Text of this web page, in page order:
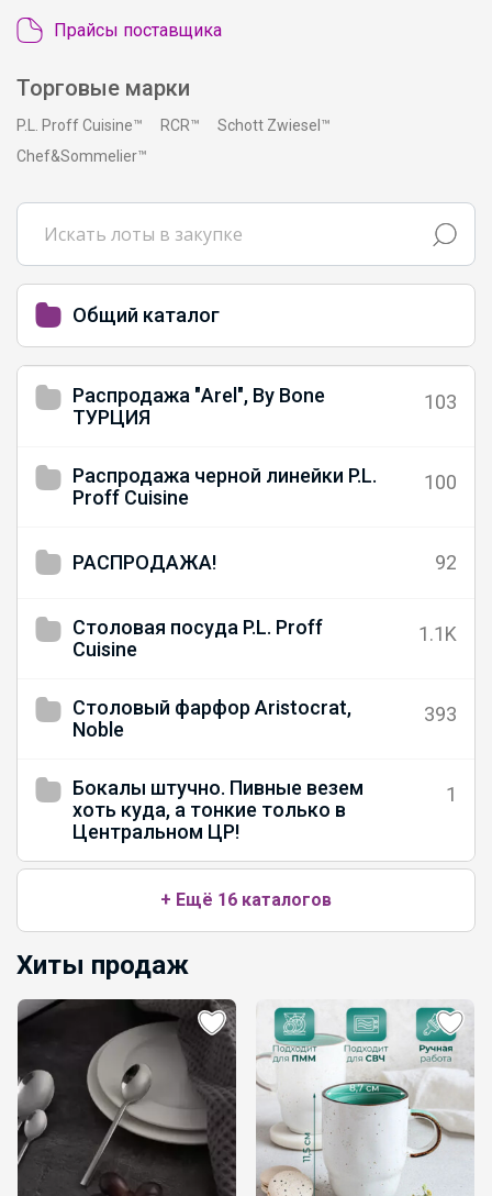
Общий каталог
Распродажа "Arel", By Bone
ТУРЦИЯ
103
Распродажа черной линейки P.L.
Proff Cuisine
100
РАСПРОДАЖА! 92
Столовая посуда P.L. Proff
Cuisine
1.1K
Столовый фарфор Aristocrat,
Noble
393
Бокалы штучно. Пивные везем
хоть куда, а тонкие только в
Центральном ЦР!
1
+ Ещё 16 каталогов
Прайсы поставщика
Торговые марки
P.L. Proff Cuisine™ RCR™
Schott Zwiesel™
Chef&Sommelier™
Хиты продаж